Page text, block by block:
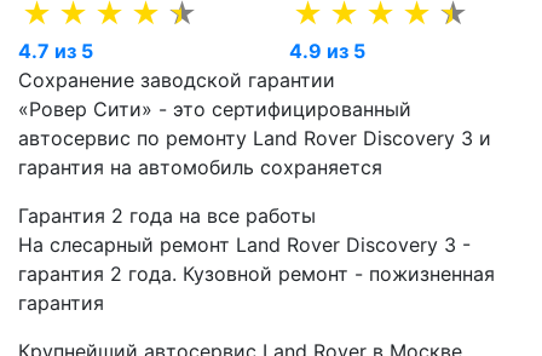
4.7 из 5
4.9 из 5
Сохранение заводской гарантии
«Ровер Сити» - это сертифицированный
автосервис по ремонту Land Rover Discovery 3 и
гарантия на автомобиль сохраняется
Гарантия 2 года на все работы
На слесарный ремонт Land Rover Discovery 3 -
гарантия 2 года. Кузовной ремонт - пожизненная
гарантия